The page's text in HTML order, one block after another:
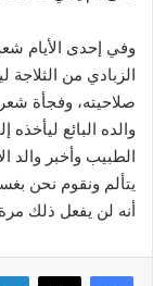
وفي إحدى الأيام
الزبادي من الثلاجة
صلاحيته، وفجأة
والده البائع
الطبيب وأخبر والد
يتألم ونقوم نحن
أنه لن يفعل ذلك
فيسبوك ‫X